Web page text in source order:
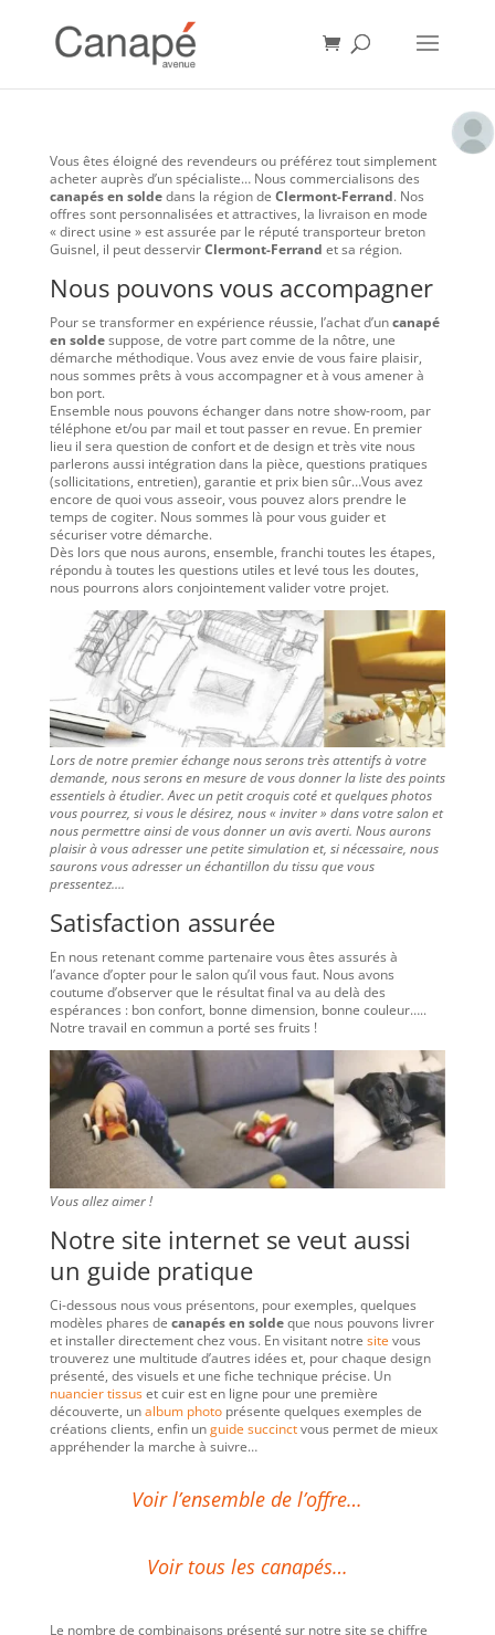
Vous êtes éloigné des revendeurs ou préférez tout simplement
acheter auprès d’un spécialiste… Nous commercialisons des
canapés en soldedans la région de Clermont-Ferrand. Nos
offres sont personnalisées et attractives, la livraison en mode
« direct usine » est assurée par le réputé transporteur breton
Guisnel, il peut desservirClermont-Ferrand et sa région.
Nous pouvons vous accompagner
Pour se transformer en expérience réussie, l’achat d’uncanapé
en soldesuppose, de votre part comme de la nôtre, une
démarche méthodique. Vous avez envie de vous faire plaisir,
nous sommes prêts à vous accompagner et à vous amener à
bon port.
Ensemble nous pouvons échanger dans notre show-room, par
téléphone et/ou par mail et tout passer en revue. En premier
lieu il sera question de confort et de design et très vite nous
parlerons aussi intégration dans la pièce, questions pratiques
(sollicitations, entretien), garantie et prix bien sûr…Vous avez
encore de quoi vous asseoir, vous pouvez alors prendre le
temps de cogiter. Nous sommes là pour vous guider et
sécuriser votre démarche.
Dès lors que nous aurons, ensemble, franchi toutes les étapes,
répondu à toutes les questions utiles et levé tous les doutes,
nous pourrons alors conjointement valider votre projet.
Lors de notre premier échange nous serons très attentifs à votre
demande, nous serons en mesure de vous donner la liste des points
essentiels à étudier. Avec un petit croquis coté et quelques photos
vous pourrez, si vous le désirez, nous « inviter » dans votre salon et
nous permettre ainsi de vous donner un avis averti. Nous aurons
plaisir à vous adresser une petite simulation et, si nécessaire, nous
saurons vous adresser un échantillon du tissu que vous
pressentez….
Satisfaction assurée
En nous retenant comme partenaire vous êtes assurés à
l’avance d’opter pour le salon qu’il vous faut. Nous avons
coutume d’observer que le résultat final va au delà des
espérances : bon confort, bonne dimension, bonne couleur…..
Notre travail en commun a porté ses fruits !
Vous allez aimer !
Notre site internet se veut aussi
un guide pratique
Ci-dessous nous vous présentons, pour exemples, quelques
modèles phares de canapés en soldeque nous pouvons livrer
et installer directement chez vous. En visitant notre site vous
trouverez une multitude d’autres idées et, pour chaque design
présenté, des visuels et une fiche technique précise. Un
nuancier tissuset cuir est en ligne pour une première
découverte, unalbum photoprésente quelques exemples de
créations clients, enfin unguide succinctvous permet de mieux
appréhender la marche à suivre…
Voir l’ensemble de l’offre…
Voir tous les canapés…
Le nombre de combinaisons présenté sur notre site se chiffre